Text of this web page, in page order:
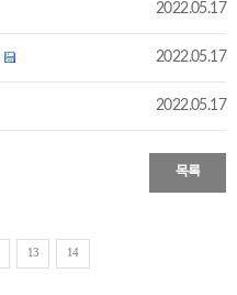
2022.05.17
2022.05.17
2022.05.17
목록
13 14